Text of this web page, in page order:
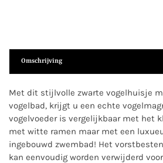
Omschrijving
Met dit stijlvolle zwarte vogelhuisje
vogelbad, krijgt u een echte
vogelvoeder is vergelijkbaar met het
met witte ramen maar met een
ingebouwd zwembad! Het
kan eenvoudig worden verwijderd